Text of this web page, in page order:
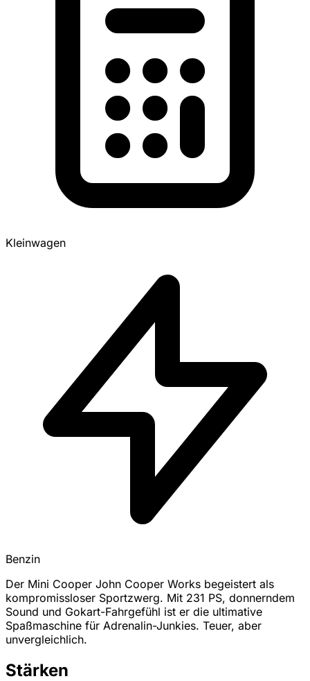
Kleinwagen
Benzin
Der Mini Cooper John Cooper Works begeistert als
kompromissloser Sportzwerg. Mit 231 PS, donnerndem
Sound und Gokart-Fahrgefühl ist er die ultimative
Spaßmaschine für Adrenalin-Junkies. Teuer, aber
unvergleichlich.
Stärken